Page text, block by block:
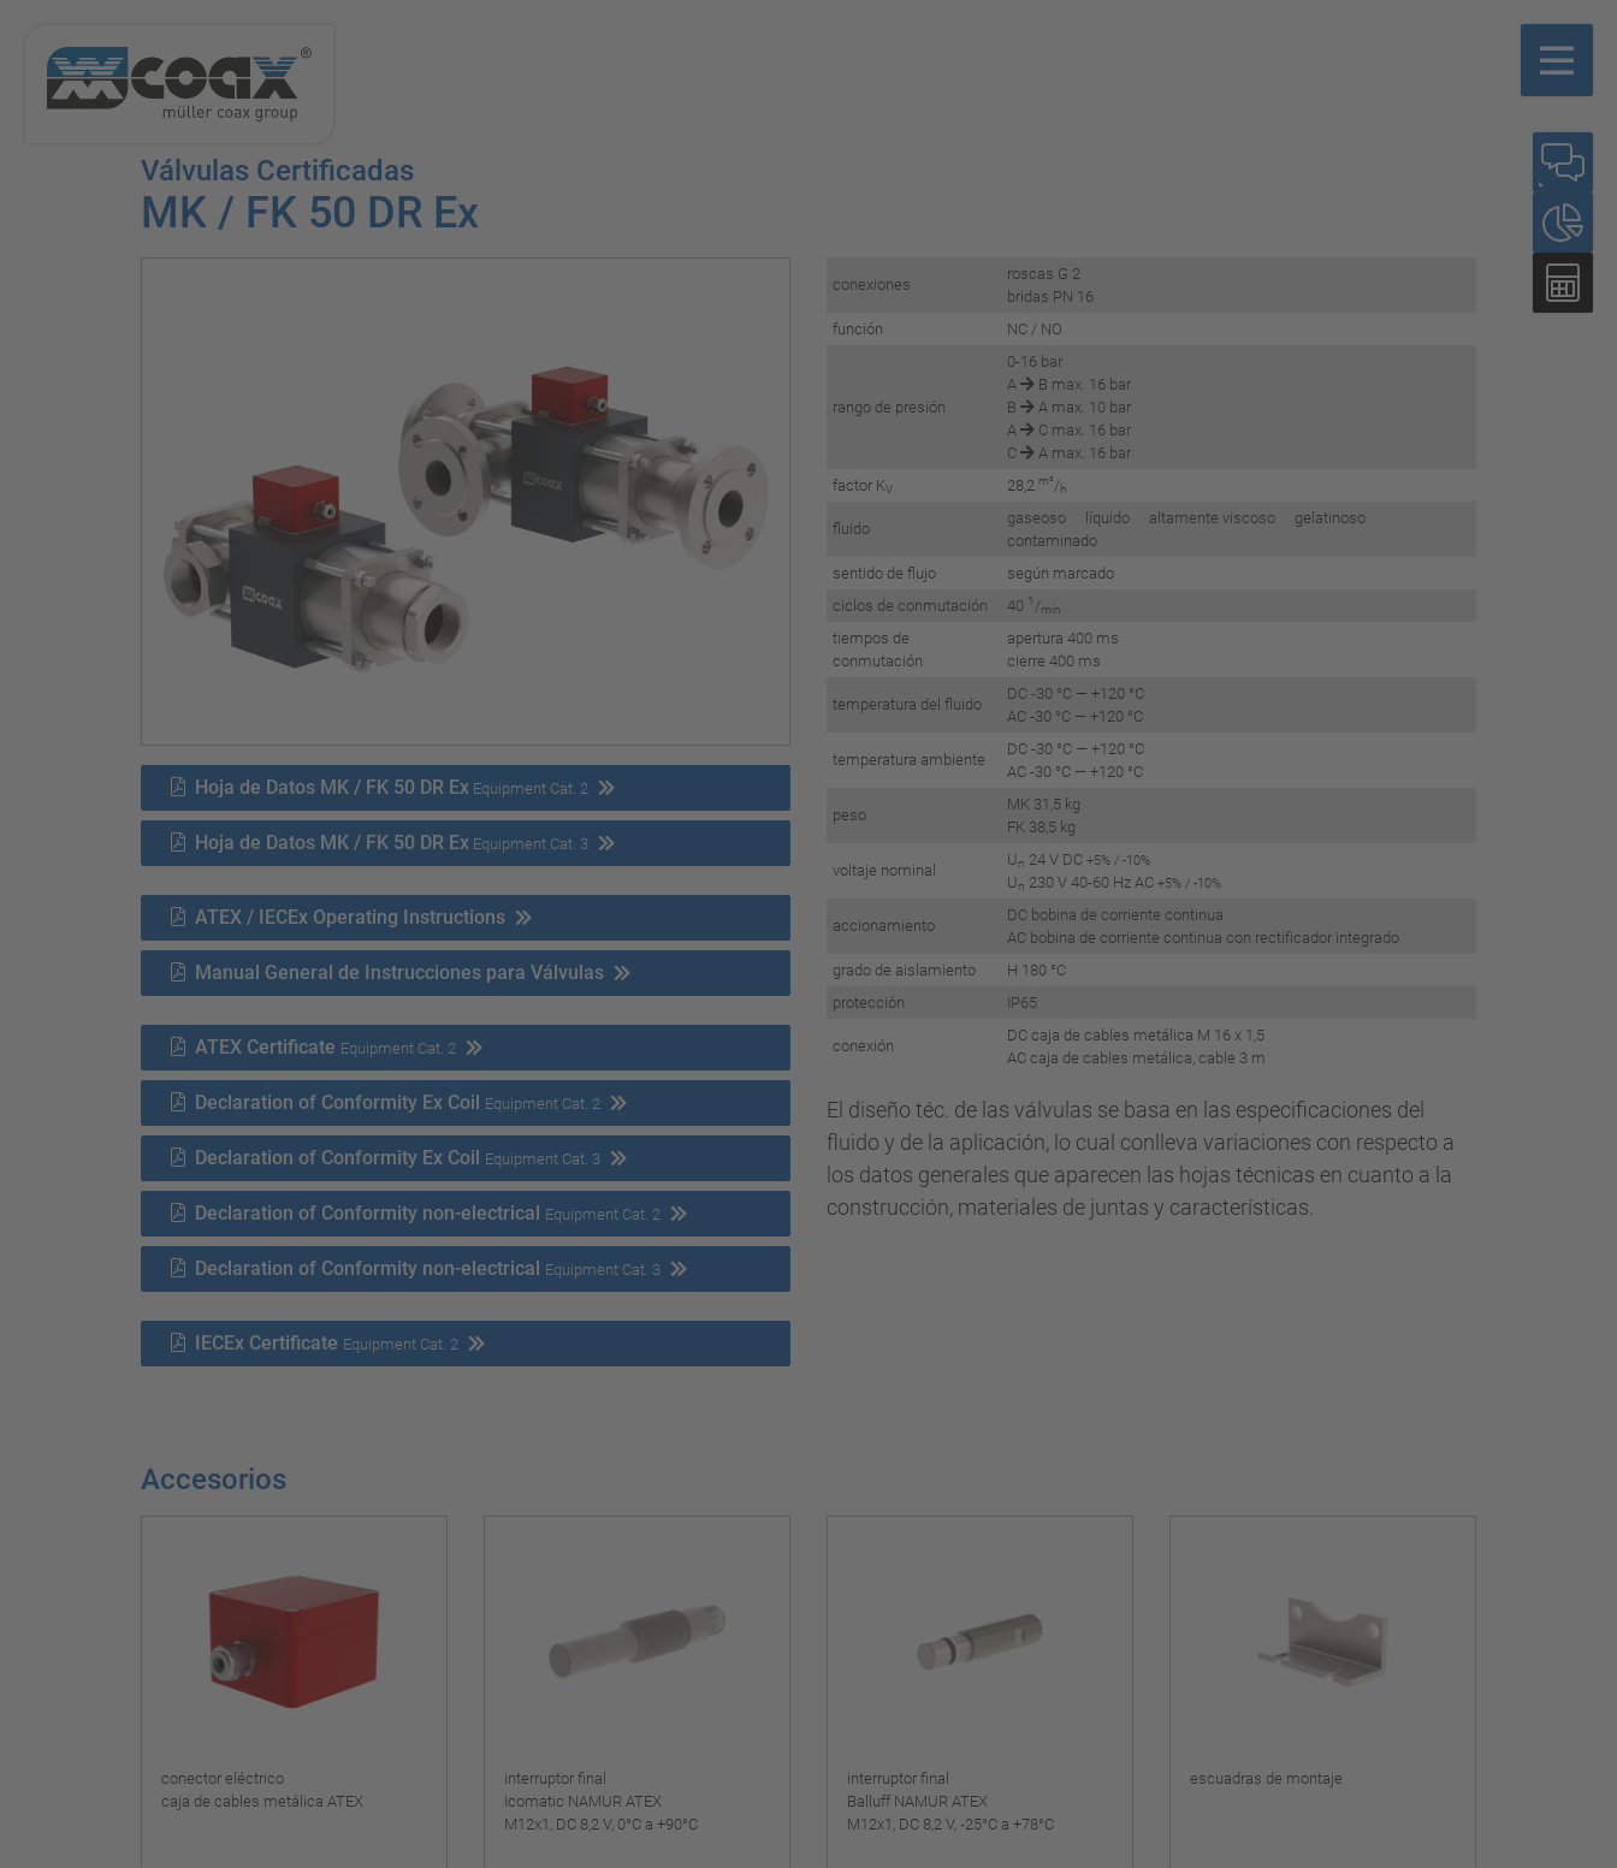
Válvulas Certificadas
MK / FK 50 DR Ex
Hoja de Datos MK / FK 50 DR Ex Equipment Cat. 2
Hoja de Datos MK / FK 50 DR Ex Equipment Cat. 3
ATEX / IECEx Operating Instructions
Manual General de Instrucciones para Válvulas
ATEX Certificate Equipment Cat. 2
Declaration of Conformity Ex Coil Equipment Cat. 2
Declaration of Conformity Ex Coil Equipment Cat. 3
Declaration of Conformity non-electrical Equipment Cat. 2
Declaration of Conformity non-electrical Equipment Cat. 3
IECEx Certificate Equipment Cat. 2
conexiones
roscas G 2
bridas PN 16
función
NC / NO
rango de presión
0-16 bar
A
B max. 16 bar
B
A max. 10 bar
A
C max. 16 bar
C
A max. 16 bar
factor KV 28,2 m³/h
fluido
gaseoso líquido altamente viscoso gelatinoso
contaminado
sentido de flujo
según marcado
ciclos de conmutación
40 1 /min
tiempos de
conmutación
apertura 400 ms
cierre 400 ms
temperatura del fluido
DC -30 °C — +120 °C
AC -30 °C — +120 °C
temperatura ambiente
DC -30 °C — +120 °C
AC -30 °C — +120 °C
peso
MK 31,5 kg
FK 38,5 kg
voltaje nominal
Un 24 V DC +5% / -10%
Un 230 V 40-60 Hz AC +5% / -10%
accionamiento
DC bobina de corriente continua
AC bobina de corriente continua con rectificador integrado
grado de aislamiento
H 180 °C
protección
IP65
conexión
DC caja de cables metálica M 16 x 1,5
AC caja de cables metálica, cable 3 m
El diseño téc. de las válvulas se basa en las especificaciones del
fluido y de la aplicación, lo cual conlleva variaciones con respecto a
los datos generales que aparecen las hojas técnicas en cuanto a la
construcción, materiales de juntas y características.
Accesorios
conector eléctrico
caja de cables metálica ATEX
interruptor final
Icomatic NAMUR ATEX
M12x1, DC 8,2 V, 0°C a +90°C
interruptor final
Balluff NAMUR ATEX
M12x1, DC 8,2 V, -25°C a +78°C
escuadras de montaje